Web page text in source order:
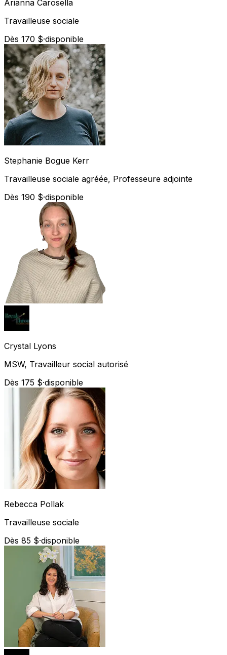
Arianna Carosella
Travailleuse sociale
Dès 170 $·disponible
Stephanie Bogue Kerr
Travailleuse sociale agréée, Professeure adjointe
Dès 190 $·disponible
Crystal Lyons
MSW, Travailleur social autorisé
Dès 175 $·disponible
Rebecca Pollak
Travailleuse sociale
Dès 85 $·disponible